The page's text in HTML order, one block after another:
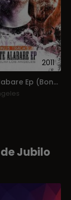
2011
A Ti, Te Alabare Ep (Bonus Tracks)
Jubilo